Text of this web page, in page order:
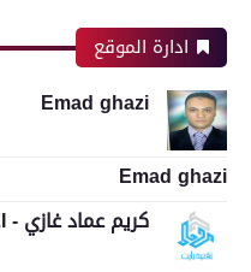
ادارة الموقع
Emad ghazi
Emad ghazi
كريم عماد غازي - KAREEM EMAD GHAZI